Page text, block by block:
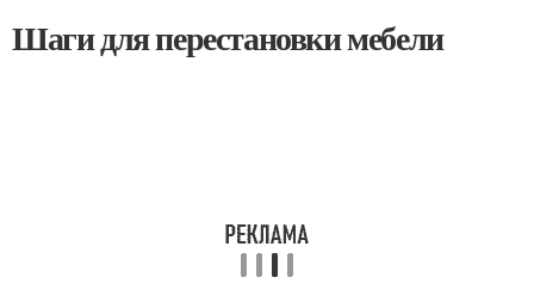
Шаги для перестановки мебели